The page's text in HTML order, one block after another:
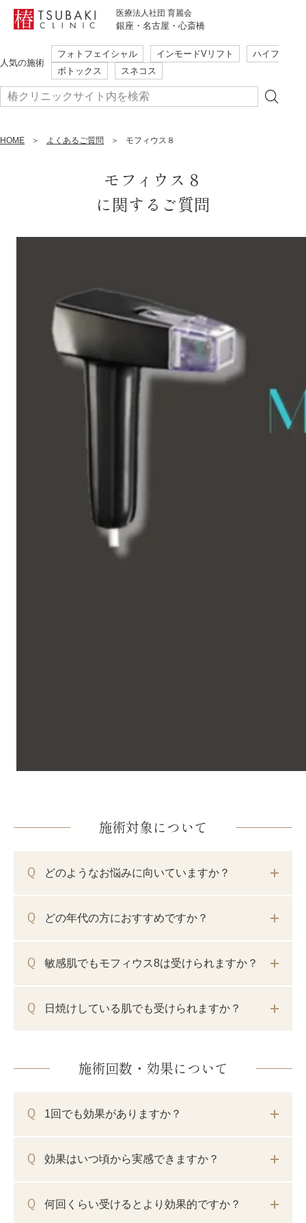
医療法人社団 育麗会
銀座・名古屋・心斎橋
人気の施術
フォトフェイシャル インモードVリフト
ハイフ
ボトックス
スネコス
初めての方も安心・安全
ご相談だけでも大歓迎
本当に必要な施術のみ提案
まずはご予約
簡単WEB予約
フォトフェイシャル インモードVリフト
椿クリニックが選ばれる理由
施術当日のご案内
HOME よくあるご質問 モフィウス８
モフィウス８
に関するご質問
施術対象について
どのようなお悩みに向いていますか？
どの年代の方におすすめですか？
敏感肌でもモフィウス8は受けられますか？
日焼けしている肌でも受けられますか？
施術回数・効果について
1回でも効果がありますか？
効果はいつ頃から実感できますか？
何回くらい受けるとより効果的ですか？